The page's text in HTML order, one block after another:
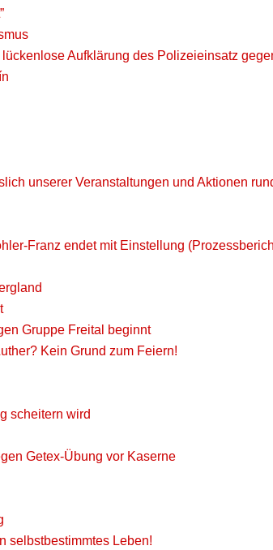
Aufklärung des Polizeieinsatz
unserer Veranstaltungen und Aktionen
Franz endet mit Einstellung
Gruppe Freital beginnt
Kein Grund zum Feiern!
scheitern wird
Getex-Übung vor Kaserne
selbstbestimmtes Leben!